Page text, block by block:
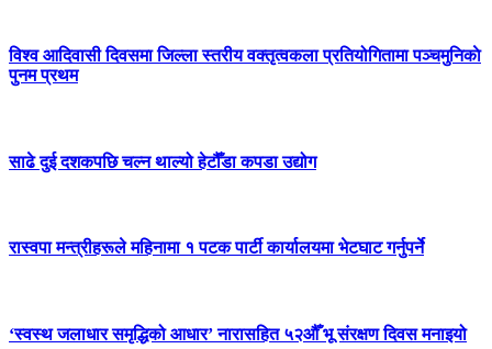
विश्व आदिवासी दिवसमा जिल्ला स्तरीय वक्तृत्वकला प्रतियोगितामा पञ्चमुनिकाे
पुनम प्रथम
साढे दुई दशकपछि चल्न थाल्यो हेटौँडा कपडा उद्योग
रास्वपा मन्त्रीहरूले महिनामा १ पटक पार्टी कार्यालयमा भेटघाट गर्नुपर्ने
‘स्वस्थ जलाधार समृद्धिको आधार’ नारासहित ५२औँ भू संरक्षण दिवस मनाइयो